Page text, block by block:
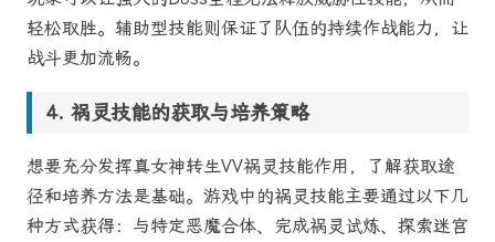
轻松取胜。辅助型技能则保证了队伍的持续作战能力，让
战斗更加流畅。
祸灵技能的获取与培养策略
想要充分发挥真女神转生VV祸灵技能作用，了解获取途
径和培养方法是基础。游戏中的祸灵技能主要通过以下几
种方式获得：与特定恶魔合体、完成祸灵试炼、探索迷宫